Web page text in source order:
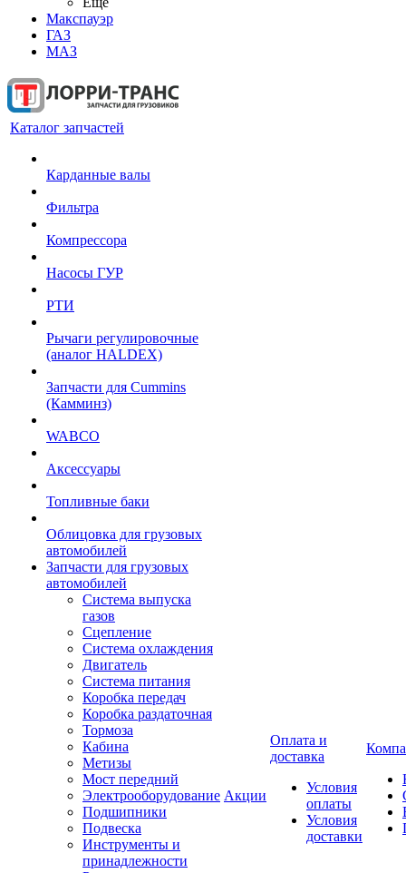
Макспауэр
ГАЗ
МАЗ
Каталог запчастей
Карданные валы
Фильтра
Компрессора
Насосы ГУР
РТИ
Рычаги регулировочные
(аналог HALDEX)
Запчасти для Cummins
(Камминз)
WABCO
Аксессуары
Топливные баки
Облицовка для грузовых
автомобилей
Запчасти для грузовых
автомобилей
Система выпуска
газов
Сцепление
Система охлаждения
Двигатель
Система питания
Коробка передач
Коробка раздаточная
Тормоза
Кабина
Метизы
Мост передний
Электрооборудование
Подшипники
Подвеска
Инструменты и
принадлежности
Акции
Оплата и
доставка
Условия
оплаты
Условия
доставки